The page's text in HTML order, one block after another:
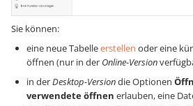
Sie können:
eine neue Tabelleerstellen oder eine
öffnen (nur in der Online-Version
in derDesktop-Versiondie Optionen
verwendete öffnen erlauben, eine